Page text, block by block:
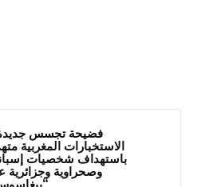
فضيحة تجسس
الاستخبارات المغربية
باستهداف شخصيات
وصحراوية وجزائرية